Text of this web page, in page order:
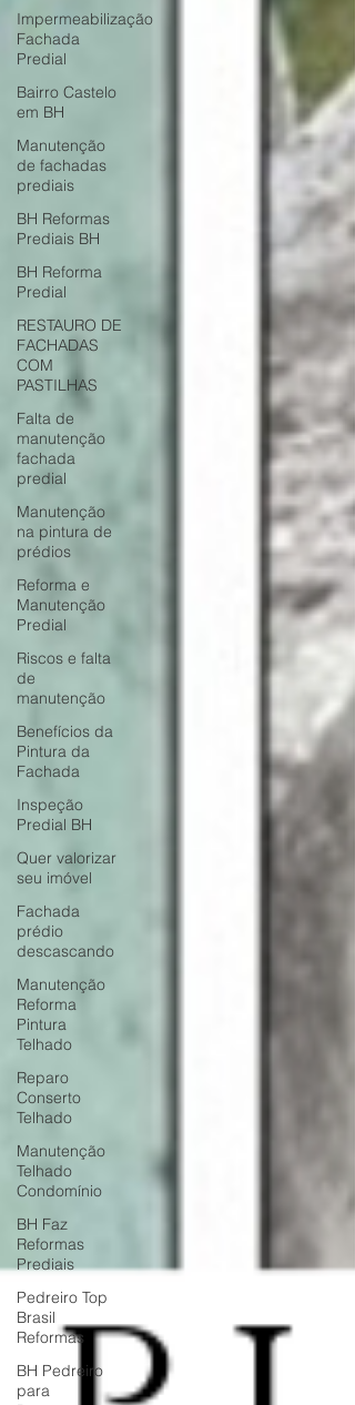
Impermeabilização
Fachada
Predial
Bairro Castelo
em BH
Manutenção
de fachadas
prediais
BH Reformas
Prediais BH
BH Reforma
Predial
RESTAURO DE
FACHADAS
COM
PASTILHAS
Falta de
manutenção
fachada
predial
Manutenção
na pintura de
prédios
Reforma e
Manutenção
Predial
Riscos e falta
de
manutenção
Benefícios da
Pintura da
Fachada
Inspeção
Predial BH
Quer valorizar
seu imóvel
Fachada
prédio
descascando
Manutenção
Reforma
Pintura
Telhado
Reparo
Conserto
Telhado
Manutenção
Telhado
Condomínio
BH Faz
Reformas
Prediais
Pedreiro Top
Brasil
Reformas
BH Pedreiro
para